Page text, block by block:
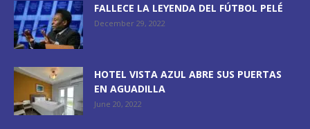
FALLECE LA LEYENDA DEL FÚTBOL PELÉ
December 29, 2022
HOTEL VISTA AZUL ABRE SUS PUERTAS
EN AGUADILLA
June 20, 2022